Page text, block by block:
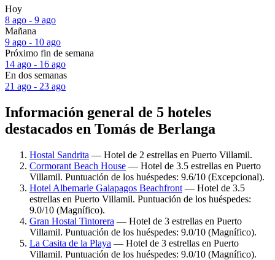
Hoy
8 ago - 9 ago
Mañana
9 ago - 10 ago
Próximo fin de semana
14 ago - 16 ago
En dos semanas
21 ago - 23 ago
Información general de 5 hoteles
destacados en Tomás de Berlanga
Hostal Sandrita — Hotel de 2 estrellas en Puerto Villamil.
Cormorant Beach House — Hotel de 3.5 estrellas en Puerto
Villamil. Puntuación de los huéspedes: 9.6/10 (Excepcional).
Hotel Albemarle Galapagos Beachfront — Hotel de 3.5
estrellas en Puerto Villamil. Puntuación de los huéspedes:
9.0/10 (Magnífico).
Gran Hostal Tintorera — Hotel de 3 estrellas en Puerto
Villamil. Puntuación de los huéspedes: 9.0/10 (Magnífico).
La Casita de la Playa — Hotel de 3 estrellas en Puerto
Villamil. Puntuación de los huéspedes: 9.0/10 (Magnífico).